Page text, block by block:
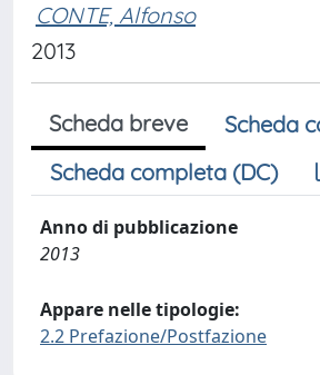
CONTE, Alfonso
2013
Scheda breve
Scheda
Scheda completa (DC)
Anno di pubblicazione
2013
Appare nelle tipologie:
2.2 Prefazione/Postfazione